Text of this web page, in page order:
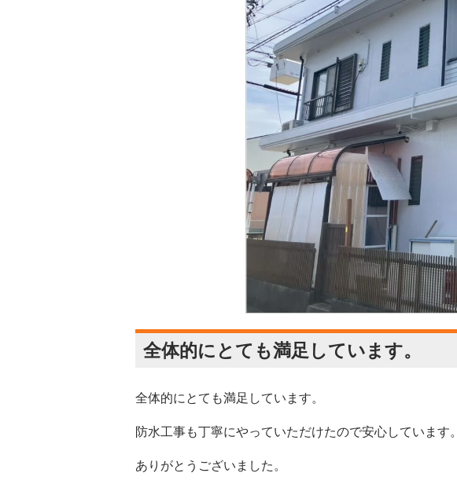
全体的にとても満足しています。
全体的にとても満足しています。
防水工事も丁寧にやっていただけたので安心しています。
ありがとうございました。